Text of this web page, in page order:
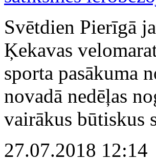
Svētdien Pierīgā
Ķekavas
sporta pasākuma
novadā nedēļas
vairākus būtiskus
27.07.2018 12:14